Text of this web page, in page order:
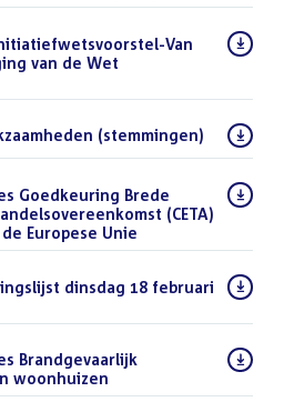
Van
van de Wet
(stemmingen)
Goedkeuring Brede
(CETA)
Europese Unie
dinsdag 18 februari
Brandgevaarlijk
woonhuizen